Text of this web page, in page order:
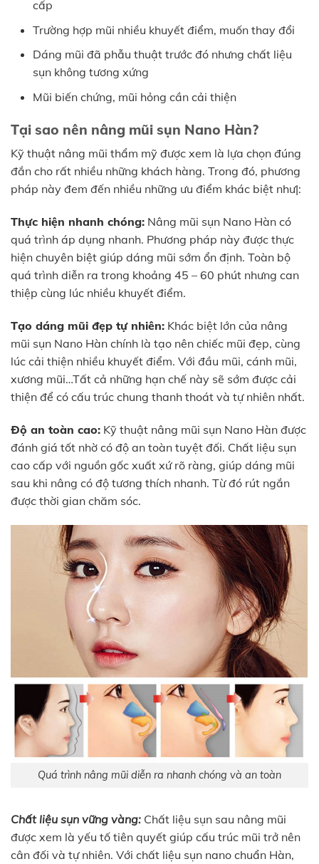
cấp
Trường hợp mũi nhiều khuyết điểm, muốn thay đổi
Dáng mũi đã phẫu thuật trước đó nhưng chất liệu
sụn không tương xứng
Mũi biến chứng, mũi hỏng cần cải thiện
Tại sao nên nâng mũi sụn Nano Hàn?
Kỹ thuật nâng mũi thẩm mỹ được xem là lựa chọn đúng
đắn cho rất nhiều những khách hàng. Trong đó, phương
pháp này đem đến nhiều những ưu điểm khác biệt như|:
Thực hiện nhanh chóng: Nâng mũi sụn Nano Hàn có
quá trình áp dụng nhanh. Phương pháp này được thực
hiện chuyên biệt giúp dáng mũi sớm ổn định. Toàn bộ
quá trình diễn ra trong khoảng 45 – 60 phút nhưng can
thiệp cùng lúc nhiều khuyết điểm.
Tạo dáng mũi đẹp tự nhiên: Khác biệt lớn của nâng
mũi sụn Nano Hàn chính là tạo nên chiếc mũi đẹp, cùng
lúc cải thiện nhiều khuyết điểm. Với đầu mũi, cánh mũi,
xương mũi…Tất cả những hạn chế này sẽ sớm được cải
thiện để có cấu trúc chung thanh thoát và tự nhiên nhất.
Độ an toàn cao: Kỹ thuật nâng mũi sụn Nano Hàn được
đánh giá tốt nhờ có độ an toàn tuyệt đối. Chất liệu sụn
cao cấp với nguồn gốc xuất xứ rõ ràng, giúp dáng mũi
sau khi nâng có độ tương thích nhanh. Từ đó rút ngắn
được thời gian chăm sóc.
Quá trình nâng mũi diễn ra nhanh chóng và an toàn
Chất liệu sụn vững vàng: Chất liệu sụn sau nâng mũi
được xem là yếu tố tiên quyết giúp cấu trúc mũi trở nên
cân đối và tự nhiên. Với chất liệu sụn nano chuẩn Hàn,